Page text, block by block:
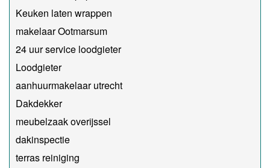
Keuken laten wrappen
makelaar Ootmarsum
24 uur service loodgieter
Loodgieter
aanhuurmakelaar utrecht
Dakdekker
meubelzaak overijssel
dakinspectie
terras reiniging